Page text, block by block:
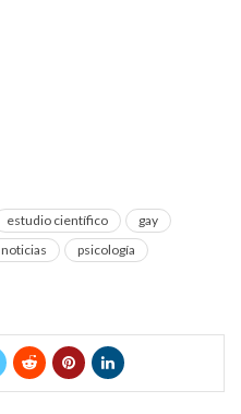
estudio científico
gay
noticias psicología